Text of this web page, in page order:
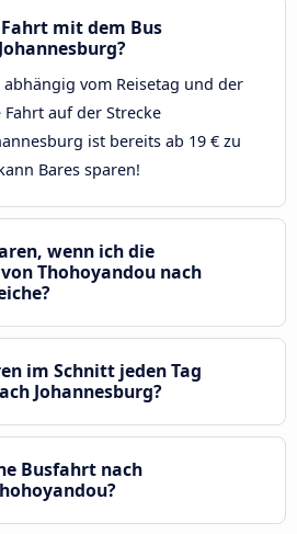
mit dem Bus
vom Reisetag und der
auf der Strecke
ist bereits ab 19 € zu
Bares sparen!
wenn ich die
Thohoyandou nach
im Schnitt jeden Tag
Johannesburg?
Busfahrt nach